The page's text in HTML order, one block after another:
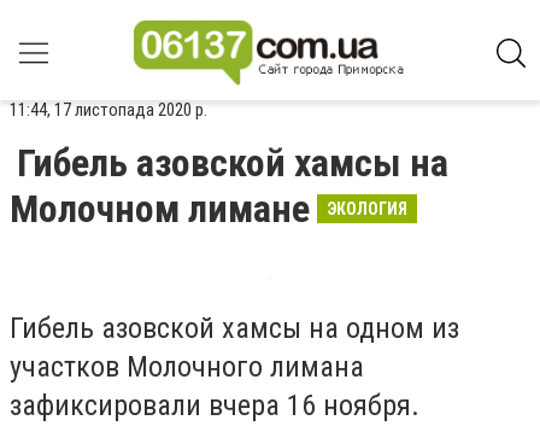
11:44, 17 листопада 2020 р.
Гибель азовской хамсы на
Молочном лимане
ЭКОЛОГИЯ
Гибель азовской хамсы на одном из
участков Молочного лимана
зафиксировали вчера 16 ноября.